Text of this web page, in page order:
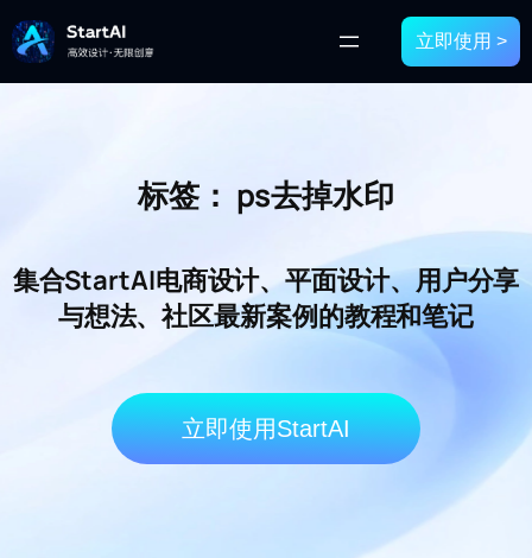
立即使用 >
标签： ps去掉水印
集合StartAI电商设计、平面设计、用户分享
与想法、社区最新案例的教程和笔记
立即使用StartAI